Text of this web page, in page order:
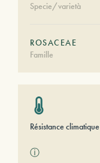
Specie/varietà
ROSACEAE
Famille
Résistance climatique
ⓘ